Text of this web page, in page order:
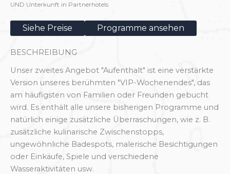
UND Unterkunft in Partnerhotels
Siehe Preise Programme ansehen
BESCHREIBUNG
Unser zweites Angebot "Aufenthalt" ist eine verstärkte
Version unseres berühmten "VIP-Wochenendes", das
am häufigsten von Familien oder Freunden gebucht
wird. Es enthält alle unsere bisherigen Programme und
natürlich einige zusätzliche Überraschungen, wie z. B.
zusätzliche kulinarische Zwischenstopps,
ungewöhnliche Badespots, malerische Besichtigungen
oder Einkäufe, Spiele und verschiedene
Wasseraktivitäten usw.